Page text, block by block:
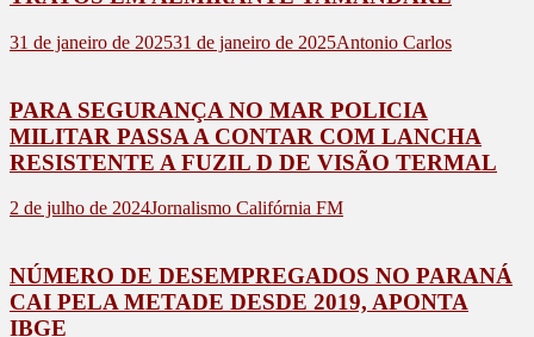
31 de janeiro de 202531 de janeiro de 2025Antonio Carlos
PARA SEGURANÇA NO MAR POLICIA
MILITAR PASSA A CONTAR COM LANCHA
RESISTENTE A FUZIL D DE VISÃO TERMAL
2 de julho de 2024Jornalismo Califórnia FM
NÚMERO DE DESEMPREGADOS NO PARANÁ
CAI PELA METADE DESDE 2019, APONTA
IBGE